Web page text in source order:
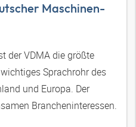
Maschinen-
der VDMA die größte
Sprachrohr des
und Europa. Der
Brancheninteressen.